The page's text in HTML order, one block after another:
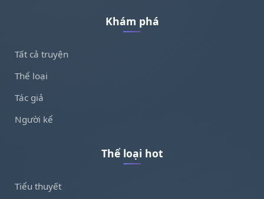
Khám phá
Tất cả truyện
Thể loại
Tác giả
Người kể
Thể loại hot
Tiểu thuyết